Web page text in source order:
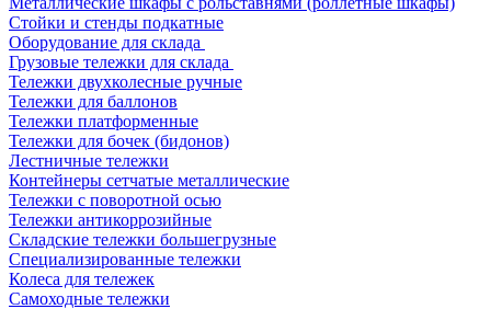
Стойки и стенды подкатные
Оборудование для склада
Грузовые тележки для склада
Тележки двухколесные ручные
Тележки для баллонов
Тележки платформенные
Тележки для бочек (бидонов)
Лестничные тележки
Контейнеры сетчатые металлические
Тележки с поворотной осью
Тележки антикоррозийные
Складские тележки большегрузные
Специализированные тележки
Колеса для тележек
Самоходные тележки